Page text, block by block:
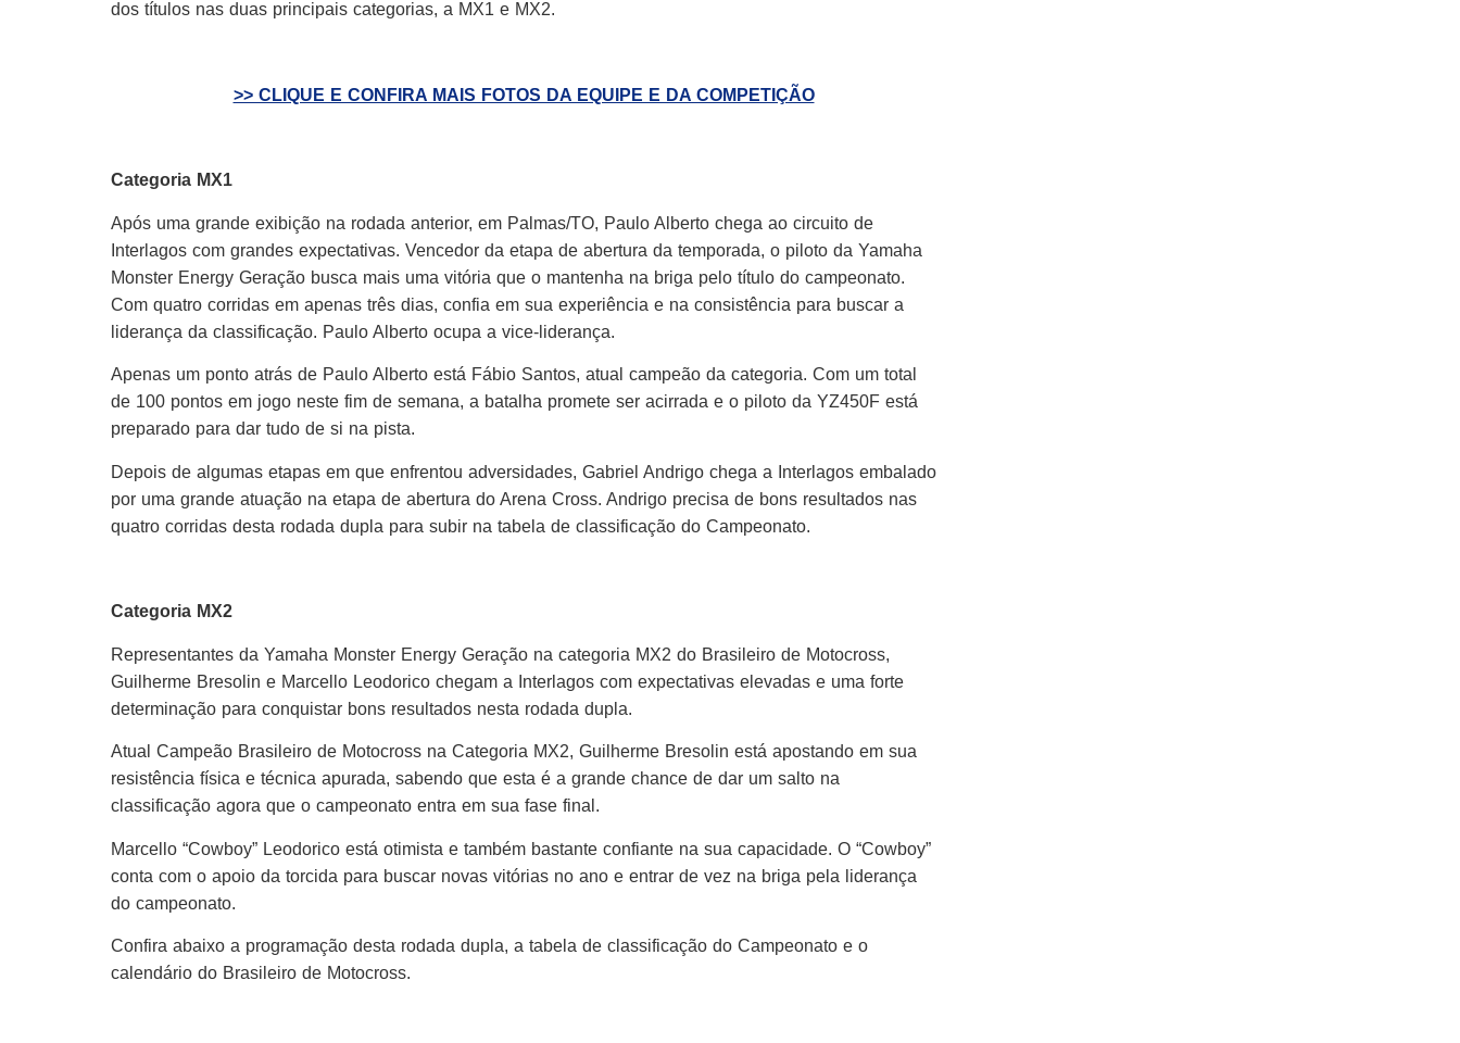
dos títulos nas duas principais categorias, a MX1 e MX2.
>> CLIQUE E CONFIRA MAIS FOTOS DA EQUIPE E DA COMPETIÇÃO
Categoria MX1
Após uma grande exibição na rodada anterior, em Palmas/TO, Paulo Alberto chega ao circuito de
Interlagos com grandes expectativas. Vencedor da etapa de abertura da temporada, o piloto da Yamaha
Monster Energy Geração busca mais uma vitória que o mantenha na briga pelo título do campeonato.
Com quatro corridas em apenas três dias, confia em sua experiência e na consistência para buscar a
liderança da classificação. Paulo Alberto ocupa a vice-liderança.
Apenas um ponto atrás de Paulo Alberto está Fábio Santos, atual campeão da categoria. Com um total
de 100 pontos em jogo neste fim de semana, a batalha promete ser acirrada e o piloto da YZ450F está
preparado para dar tudo de si na pista.
Depois de algumas etapas em que enfrentou adversidades, Gabriel Andrigo chega a Interlagos embalado
por uma grande atuação na etapa de abertura do Arena Cross. Andrigo precisa de bons resultados nas
quatro corridas desta rodada dupla para subir na tabela de classificação do Campeonato.
Categoria MX2
Representantes da Yamaha Monster Energy Geração na categoria MX2 do Brasileiro de Motocross,
Guilherme Bresolin e Marcello Leodorico chegam a Interlagos com expectativas elevadas e uma forte
determinação para conquistar bons resultados nesta rodada dupla.
Atual Campeão Brasileiro de Motocross na Categoria MX2, Guilherme Bresolin está apostando em sua
resistência física e técnica apurada, sabendo que esta é a grande chance de dar um salto na
classificação agora que o campeonato entra em sua fase final.
Marcello “Cowboy” Leodorico está otimista e também bastante confiante na sua capacidade. O “Cowboy”
conta com o apoio da torcida para buscar novas vitórias no ano e entrar de vez na briga pela liderança
do campeonato.
Confira abaixo a programação desta rodada dupla, a tabela de classificação do Campeonato e o
calendário do Brasileiro de Motocross.